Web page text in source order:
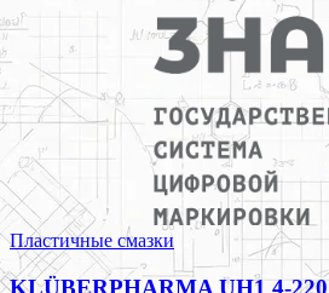
Пластичные смазки
KLÜBERPHARMA UH1 4-220